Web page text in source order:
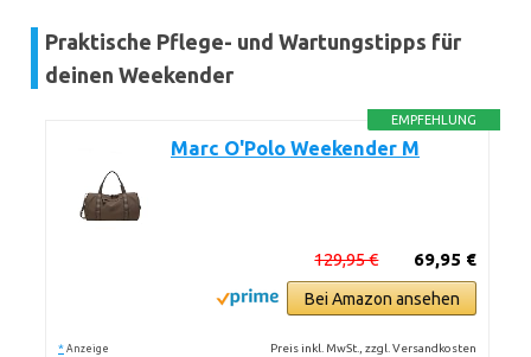
Praktische Pflege- und Wartungstipps für
deinen Weekender
EMPFEHLUNG
Marc O'Polo Weekender M
69,95 €
129,95 €
Bei Amazon ansehen
* Anzeige Preis inkl. MwSt., zzgl. Versandkosten